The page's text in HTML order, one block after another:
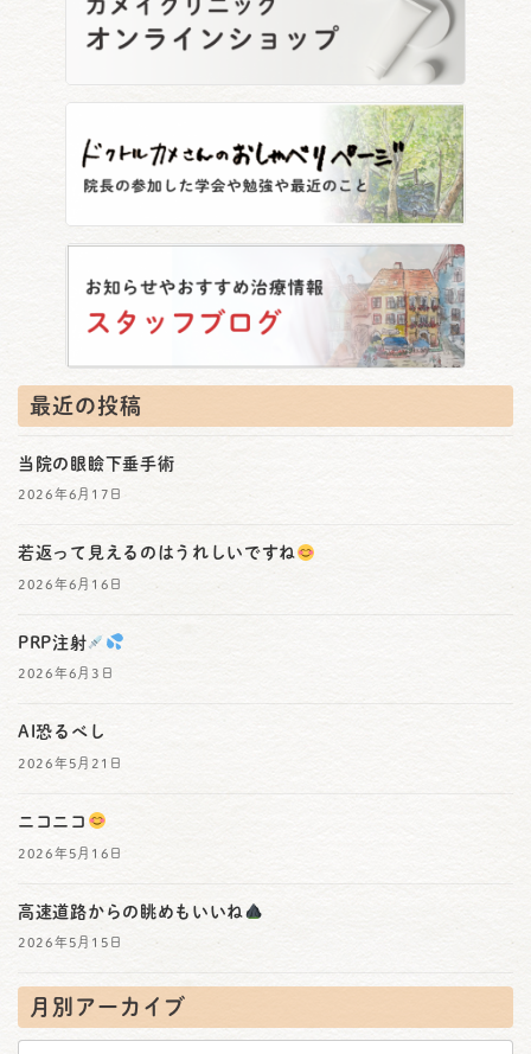
最近の投稿
当院の眼瞼下垂手術
2026年6月17日
若返って見えるのはうれしいですね
2026年6月16日
PRP注射
2026年6月3日
AI恐るべし
2026年5月21日
ニコニコ
2026年5月16日
高速道路からの眺めもいいね
2026年5月15日
月別アーカイブ